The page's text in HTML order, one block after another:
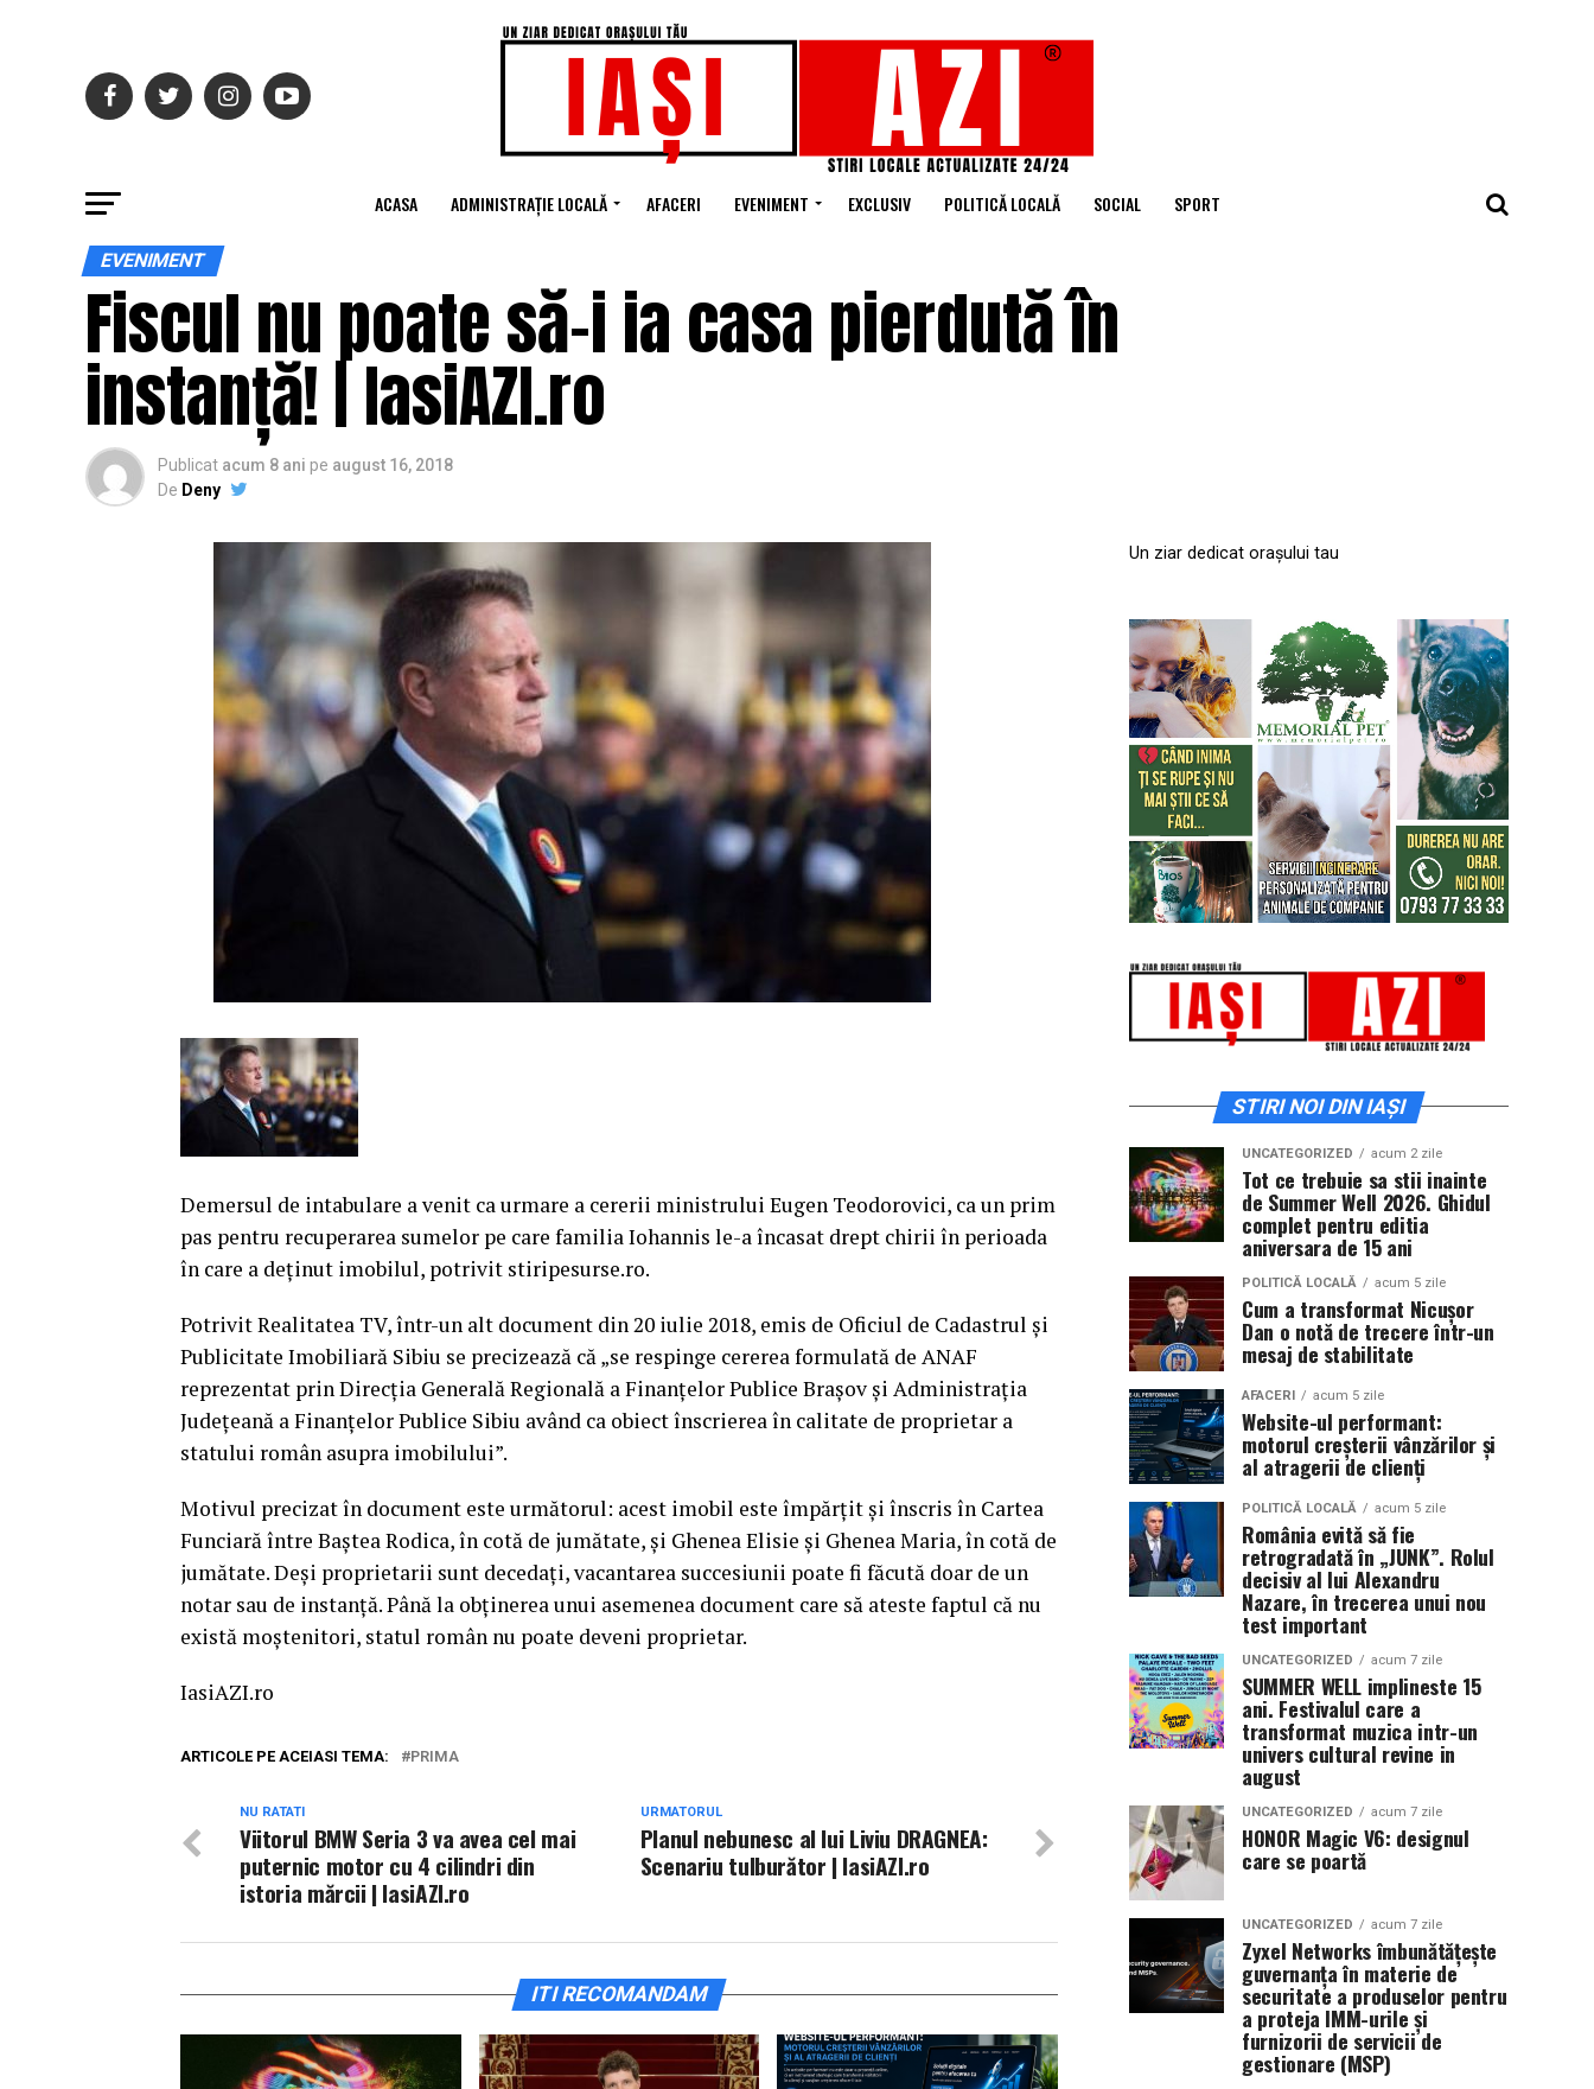
ACASA ADMINISTRAȚIE LOCALĂ AFACERI EVENIMENT EXCLUSIV POLITICĂ LOCALĂ SOCIAL SPORT
EVENIMENT
Fiscul nu poate să-i ia casa pierdută în
instanță! | IasiAZI.ro
Publicat acum 8 ani pe august 16, 2018
De Deny
Demersul de intabulare a venit ca urmare a cererii ministrului Eugen Teodorovici, ca un prim
pas pentru recuperarea sumelor pe care familia Iohannis le-a încasat drept chirii în perioada
în care a deţinut imobilul, potrivit stiripesurse.ro.
Potrivit Realitatea TV, într-un alt document din 20 iulie 2018, emis de Oficiul de Cadastrul şi
Publicitate Imobiliară Sibiu se precizează că „se respinge cererea formulată de ANAF
reprezentat prin Direcţia Generală Regională a Finanţelor Publice Braşov şi Administraţia
Judeţeană a Finanţelor Publice Sibiu având ca obiect înscrierea în calitate de proprietar a
statului român asupra imobilului”.
Motivul precizat în document este următorul: acest imobil este împărţit şi înscris în Cartea
Funciară între Baştea Rodica, în cotă de jumătate, şi Ghenea Elisie şi Ghenea Maria, în cotă de
jumătate. Deşi proprietarii sunt decedaţi, vacantarea succesiunii poate fi făcută doar de un
notar sau de instanţă. Până la obţinerea unui asemenea document care să ateste faptul că nu
există moştenitori, statul român nu poate deveni proprietar.
IasiAZI.ro
ARTICOLE PE ACEIASI TEMA: PRIMA
URMATORUL
Planul nebunesc al lui Liviu DRAGNEA:
Scenariu tulburător | IasiAZI.ro
NU RATATI
Viitorul BMW Seria 3 va avea cel mai
puternic motor cu 4 cilindri din
istoria mărcii | IasiAZI.ro
ITI RECOMANDAM
Un ziar dedicat orașului tau
STIRI NOI DIN IAȘI
UNCATEGORIZED acum 2 zile
Tot ce trebuie sa stii inainte
de Summer Well 2026. Ghidul
complet pentru editia
aniversara de 15 ani
POLITICĂ LOCALĂ acum 5 zile
Cum a transformat Nicușor
Dan o notă de trecere într-un
mesaj de stabilitate
AFACERI acum 5 zile
Website-ul performant:
motorul creșterii vânzărilor și
al atragerii de clienți
POLITICĂ LOCALĂ acum 5 zile
România evită să fie
retrogradată în „JUNK”. Rolul
decisiv al lui Alexandru
Nazare, în trecerea unui nou
test important
UNCATEGORIZED acum 7 zile
SUMMER WELL implineste 15
ani. Festivalul care a
transformat muzica intr-un
univers cultural revine in
august
UNCATEGORIZED acum 7 zile
HONOR Magic V6: designul
care se poartă
UNCATEGORIZED acum 7 zile
Zyxel Networks îmbunătățește
guvernanța în materie de
securitate a produselor pentru
a proteja IMM-urile și
furnizorii de servicii de
gestionare (MSP)